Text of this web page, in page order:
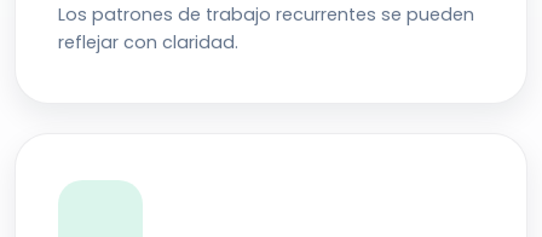
Los patrones de trabajo recurrentes se pueden
reflejar con claridad.